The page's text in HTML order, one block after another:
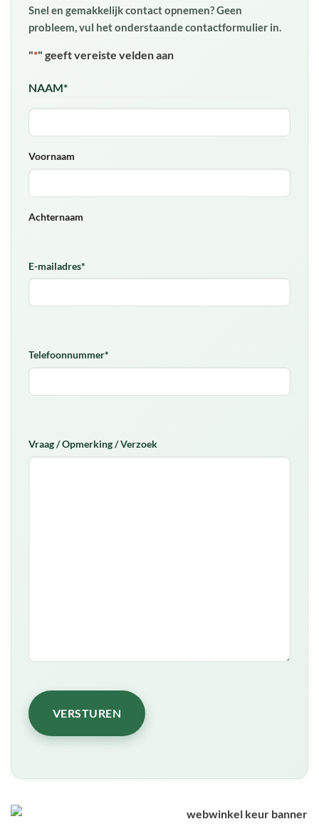
Snel en gemakkelijk contact opnemen? Geen
probleem, vul het onderstaande contactformulier in.
"*" geeft vereiste velden aan
NAAM*
Voornaam
Achternaam
E-mailadres*
Telefoonnummer*
Vraag / Opmerking / Verzoek
VERSTUREN